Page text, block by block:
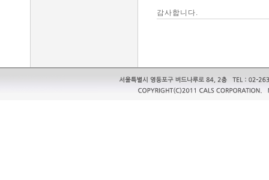
감사합니다.